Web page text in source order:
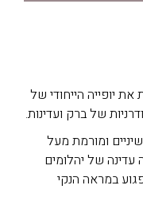
יופייה הייחודי של
של ברק ועדינות.
ומורמת מעל
של יהלומים
במראה הנקי